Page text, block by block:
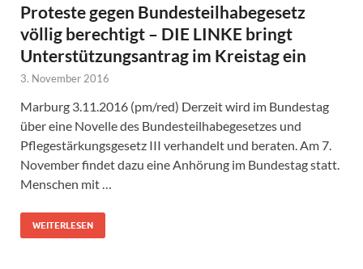
Proteste gegen Bundesteilhabegesetz
völlig berechtigt – DIE LINKE bringt
Unterstützungsantrag im Kreistag ein
3. November 2016
Marburg 3.11.2016 (pm/red) Derzeit wird im Bundestag
über eine Novelle des Bundesteilhabegesetzes und
Pflegestärkungsgesetz III verhandelt und beraten. Am 7.
November findet dazu eine Anhörung im Bundestag statt.
Menschen mit …
WEITERLESEN